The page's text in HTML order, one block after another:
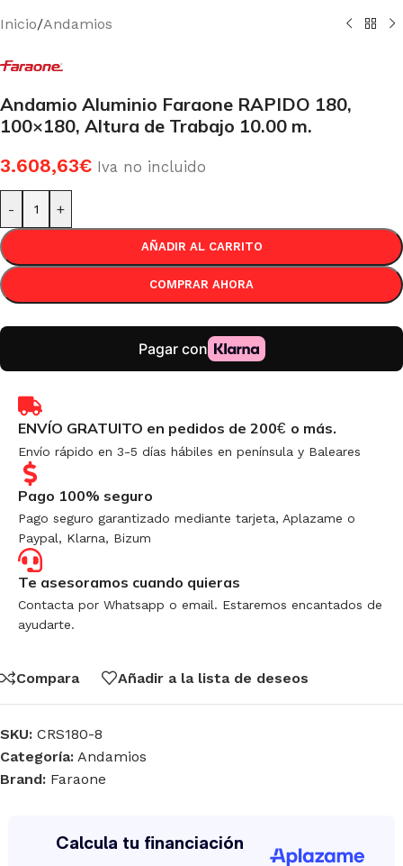
Inicio/Andamios
Andamio Aluminio Faraone RAPIDO 180,
100×180, Altura de Trabajo 10.00 m.
3.608,63€ Iva no incluido
- +
AÑADIR AL CARRITO
COMPRAR AHORA
ENVÍO GRATUITO en pedidos de 200€ o más.
Envío rápido en 3-5 días hábiles en península y Baleares
Pago 100% seguro
Pago seguro garantizado mediante tarjeta, Aplazame o
Paypal, Klarna, Bizum
Te asesoramos cuando quieras
Contacta por Whatsapp o email. Estaremos encantados de
ayudarte.
Compara Añadir a la lista de deseos
SKU: CRS180-8
Categoría: Andamios
Brand: Faraone